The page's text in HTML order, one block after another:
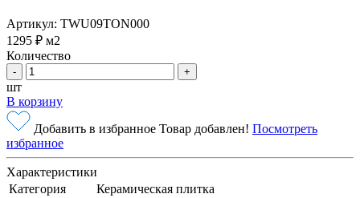
Артикул: TWU09TON000
1295 ₽ м2
Количество
- +
шт
В корзину
Добавить в избранное Товар добавлен! Посмотреть
избранное
Характеристики
Категория
Керамическая плитка